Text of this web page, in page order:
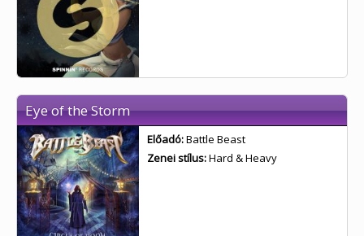
Eye of the Storm
Előadó:Battle Beast
Zenei stílus:Hard & Heavy